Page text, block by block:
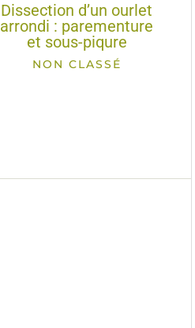
Dissection d’un ourlet
arrondi : parementure
et sous-piqure
NON CLASSÉ